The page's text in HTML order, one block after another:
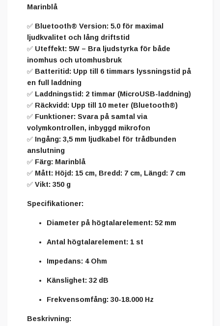
Marinblå
✅ Bluetooth® Version: 5.0 för maximal
ljudkvalitet och lång driftstid
✅ Uteffekt: 5W – Bra ljudstyrka för både
inomhus och utomhusbruk
✅ Batteritid : Upp till 6 timmars lyssningstid på
en full laddning
✅ Laddningstid : 2 timmar (MicroUSB-laddning)
✅ Räckvidd : Upp till 10 meter (Bluetooth®)
✅ Funktioner: Svara på samtal via
volymkontrollen, inbyggd mikrofon
✅ Ingång: 3,5 mm ljudkabel för trådbunden
anslutning
✅ Färg: Marinblå
✅ Mått: Höjd: 15 cm, Bredd: 7 cm, Längd: 7 cm
✅ Vikt: 350 g
Specifikationer:
Diameter på högtalarelement: 52 mm
Antal högtalarelement: 1 st
Impedans: 4 Ohm
Känslighet: 32 dB
Frekvensomfång: 30-18.000 Hz
Beskrivning: